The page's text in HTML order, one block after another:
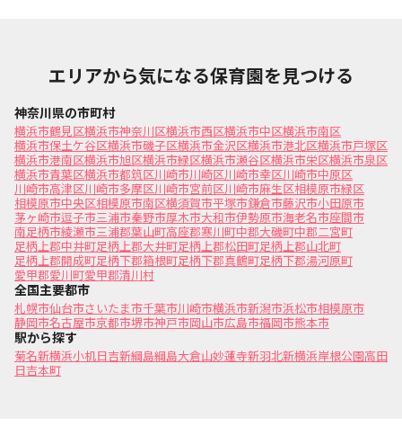
エリアから気になる保育園を見つける
神奈川県の市町村
横浜市鶴見区横浜市神奈川区横浜市西区横浜市中区横浜市南区
横浜市保土ケ谷区横浜市磯子区横浜市金沢区横浜市港北区横浜市戸塚区
横浜市港南区横浜市旭区横浜市緑区横浜市瀬谷区横浜市栄区横浜市泉区
横浜市青葉区横浜市都筑区川崎市川崎区川崎市幸区川崎市中原区
川崎市高津区川崎市多摩区川崎市宮前区川崎市麻生区相模原市緑区
相模原市中央区相模原市南区横須賀市平塚市鎌倉市藤沢市小田原市
茅ヶ崎市逗子市三浦市秦野市厚木市大和市伊勢原市海老名市座間市
南足柄市綾瀬市三浦郡葉山町高座郡寒川町中郡大磯町中郡二宮町
足柄上郡中井町足柄上郡大井町足柄上郡松田町足柄上郡山北町
足柄上郡開成町足柄下郡箱根町足柄下郡真鶴町足柄下郡湯河原町
愛甲郡愛川町愛甲郡清川村
全国主要都市
札幌市仙台市さいたま市千葉市川崎市横浜市新潟市浜松市相模原市
静岡市名古屋市京都市堺市神戸市岡山市広島市福岡市熊本市
駅から探す
菊名新横浜小机日吉新綱島綱島大倉山妙蓮寺新羽北新横浜岸根公園高田
日吉本町